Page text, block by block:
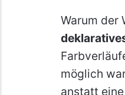
Warum der
möglich
anstatt